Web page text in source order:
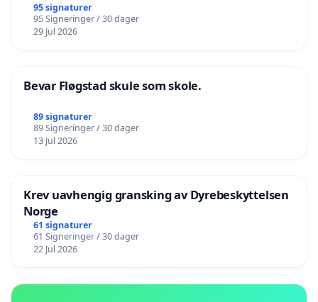
95 signaturer
95 Signeringer / 30 dager
29 Jul 2026
Bevar Fløgstad skule som skole.
89 signaturer
89 Signeringer / 30 dager
13 Jul 2026
Krev uavhengig gransking av Dyrebeskyttelsen
Norge
61 signaturer
61 Signeringer / 30 dager
22 Jul 2026